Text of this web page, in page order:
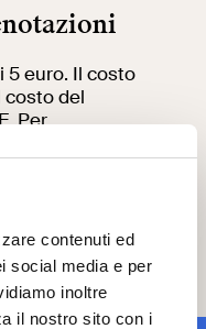
contenuti ed
social media e per
inoltre
il nostro sito con i
5 euro. Il costo
costo del
Per
almeno
team didattico